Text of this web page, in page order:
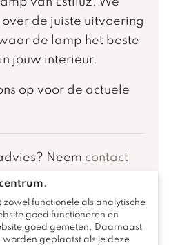
de juiste uitvoering
de lamp het beste
jouw interieur.
op voor de actuele
Neem contact
showroom en ontvang
.
zowel functionele als analytische
goed functioneren en
goed gemeten. Daarnaast
worden geplaatst als je deze